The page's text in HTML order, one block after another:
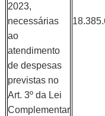
2023,
necessárias
ao
atendimento
de despesas
previstas no
Art. 3º da Lei
Complementar